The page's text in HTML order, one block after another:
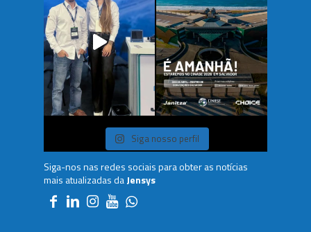
Siga nosso perfil
Siga-nos nas redes sociais para obter as notícias
mais atualizadas daJensys